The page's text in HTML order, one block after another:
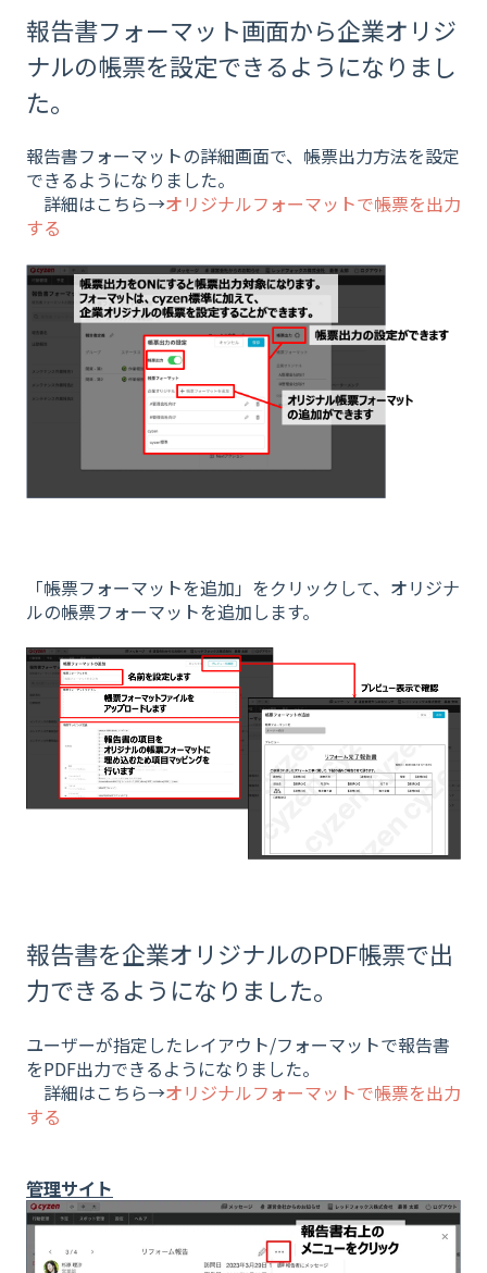
報告書フォーマット画面から企業オリジ
ナルの帳票を設定できるようになりまし
た。
報告書フォーマットの詳細画面で、帳票出力方法を設定
できるようになりました。
詳細はこちら→オリジナルフォーマットで帳票を出力
する
「帳票フォーマットを追加」をクリックして、オリジナ
ルの帳票フォーマットを追加します。
報告書を企業オリジナルのPDF帳票で出
力できるようになりました。
ユーザーが指定したレイアウト/フォーマットで報告書
をPDF出力できるようになりました。
詳細はこちら→オリジナルフォーマットで帳票を出力
する
管理サイト